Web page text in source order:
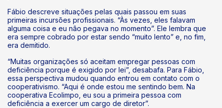
Fábio descreve situações pelas quais passou em suas
primeiras incursões profissionais. “Às vezes, eles falavam
alguma coisa e eu não pegava no momento”. Ele lembra que
era sempre cobrado por estar sendo “muito lento” e, no fim,
era demitido.
“Muitas organizações só aceitam empregar pessoas com
deficiência porque é exigido por lei”, desabafa. Para Fábio,
essa perspectiva mudou quando entrou em contato com o
cooperativismo. “Aqui é onde estou me sentindo bem. Na
cooperativa Ecolimpo, eu sou a primeira pessoa com
deficiência a exercer um cargo de diretor”.